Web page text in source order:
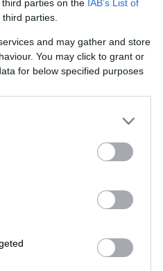
parties on the IAB’s List of
parties.
and may gather and store
You may click to grant or
for below specified purposes
στο